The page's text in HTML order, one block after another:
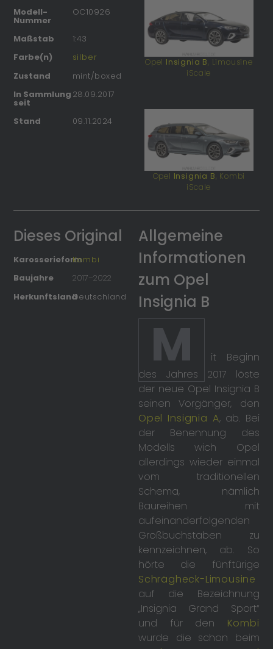
Modell-
Nummer
OC10926
Maßstab
1:43
Farbe(n)
silber
Zustand
mint/boxed
In Sammlung
seit
28.09.2017
Stand 09.11.2024
Opel Insignia B, Limousine
iScale
Opel Insignia B, Kombi
iScale
Dieses Original
KarosserieformKombi
Baujahre
2017–2022
HerkunftslandDeutschland
Allgemeine
Informationen
zum Opel
Insignia B
M
it Beginn
des Jahres 2017 löste
der neue Opel Insignia B
seinen Vorgänger, den
Opel Insignia A, ab. Bei
der Benennung des
Modells wich Opel
allerdings wieder einmal
vom traditionellen
Schema, nämlich
Baureihen mit
aufeinanderfolgenden
Großbuchstaben zu
kennzeichnen, ab. So
hörte die fünftürige
Schrägheck-Limousine
auf die Bezeichnung
„Insignia Grand Sport“
und für den Kombi
wurde die schon beim